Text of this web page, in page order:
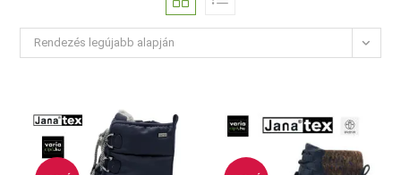
Rendezés legújabb alapján